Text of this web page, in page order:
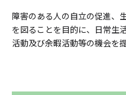
障害のある人の自立の促進、
を図ることを目的に、日常生
活動及び余暇活動等の機会を